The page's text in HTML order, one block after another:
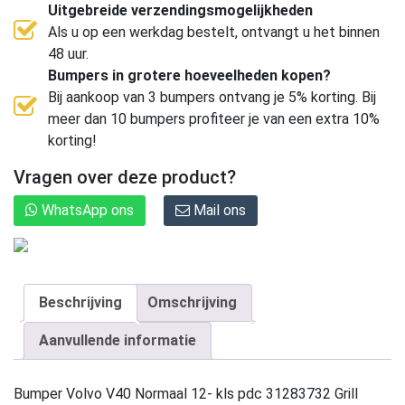
Uitgebreide verzendingsmogelijkheden
Als u op een werkdag bestelt, ontvangt u het binnen
48 uur.
Bumpers in grotere hoeveelheden kopen?
Bij aankoop van 3 bumpers ontvang je 5% korting. Bij
meer dan 10 bumpers profiteer je van een extra 10%
korting!
Vragen over deze product?
WhatsApp ons Mail ons
Beschrijving Omschrijving
Aanvullende informatie
Bumper Volvo V40 Normaal 12- kls pdc 31283732 Grill